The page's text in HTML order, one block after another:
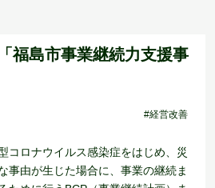
福島市事業継続力支援事
#経営改善
コロナウイルス感染症をはじめ、災
事由が生じた場合に、事業の継続ま